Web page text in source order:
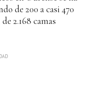
de 200 a casi 470
2.168 camas